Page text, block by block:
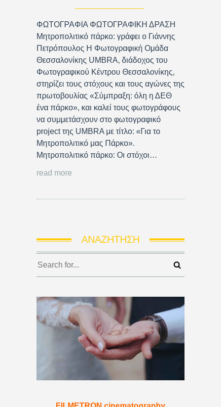
ΦΩΤΟΓΡΑΦΙΑ ΦΩΤΟΓΡΑΦΙΚΗ ΔΡΑΣΗ
Μητροπολιτικό πάρκο: γράφει ο Γιάννης
Πετρόπουλος Η Φωτογραφική Ομάδα
Θεσσαλονίκης UMBRA, διάδοχος του
Φωτογραφικού Κέντρου Θεσσαλονίκης,
στηρίζει τους στόχους και τους αγώνες της
πρωτοβουλίας «Σύμπραξη: όλη η ΔΕΘ
ένα πάρκο», και καλεί τους φωτογράφους
να συμμετάσχουν στο φωτογραφικό
project της UMBRA με τίτλο: «Για το
Μητροπολιτικό μας Πάρκο».
Μητροπολιτικό πάρκο: Οι στόχοι…
read more
ΑΝΑΖΉΤΗΣΗ